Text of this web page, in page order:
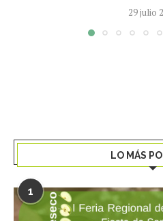
29 julio
LO MÁS
1